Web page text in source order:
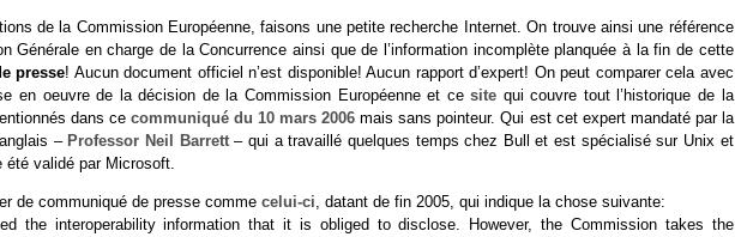
de la Commission Européenne, faisons une petite recherche Internet. On trouve ainsi une référence
Générale en charge de la Concurrence ainsi que de l’information incomplète planquée à la fin de cette
presse! Aucun document officiel n’est disponible! Aucun rapport d’expert! On peut comparer cela avec
en oeuvre de la décision de la Commission Européenne et cesite qui couvre tout l’historique de la
dans cecommuniqué du 10 mars 2006 mais sans pointeur. Qui est cet expert mandaté par la
– Professor Neil Barrett– qui a travaillé quelques temps chez Bull et est spécialisé sur Unix et
été validé par Microsoft.
de communiqué de presse comme celui-ci, datant de fin 2005, qui indique la chose suivante:
the interoperability information that it is obliged to disclose. However, the Commission takes the